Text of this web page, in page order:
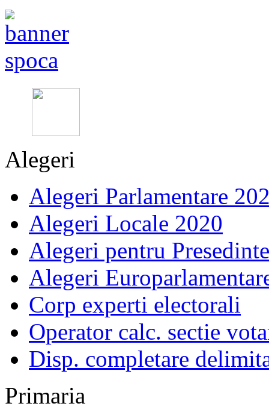
Alegeri
Alegeri Parlamentare
Alegeri Locale 2020
Alegeri pentru
Alegeri
Corp experti electorali
Operator calc. sectie
Disp. completare
Primaria